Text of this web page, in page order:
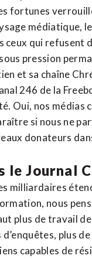
fortunes
médiatique,
ceux qui refusent
pression
et sa chaîne
246 de la
Oui, nos médias
si nous ne
donateurs
le Journal
milliardaires
nous
plus de travail
plus
capables de